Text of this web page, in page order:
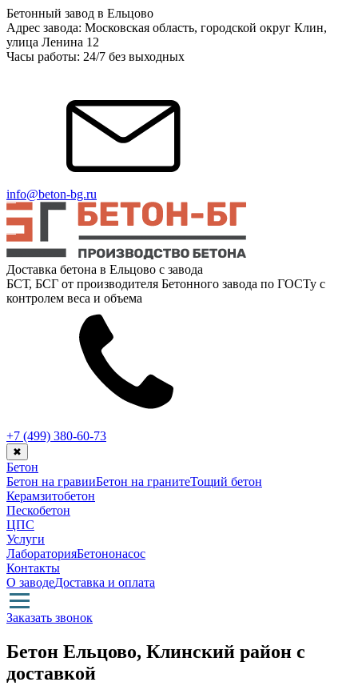
Бетонный завод в Ельцово
Адрес завода: Московская область, городской округ Клин,
улица Ленина 12
Часы работы: 24/7 без выходных
info@beton-bg.ru
Доставка бетона в Ельцово с завода
БСТ, БСГ от производителя Бетонного завода по ГОСТу с
контролем веса и объема
+7 (499) 380-60-73
✖
Бетон
Бетон на гравииБетон на гранитеТощий бетон
Керамзитобетон
Пескобетон
ЦПС
Услуги
ЛабораторияБетононасос
Контакты
О заводеДоставка и оплата
Заказать звонок
Бетон Ельцово, Клинский район с
доставкой